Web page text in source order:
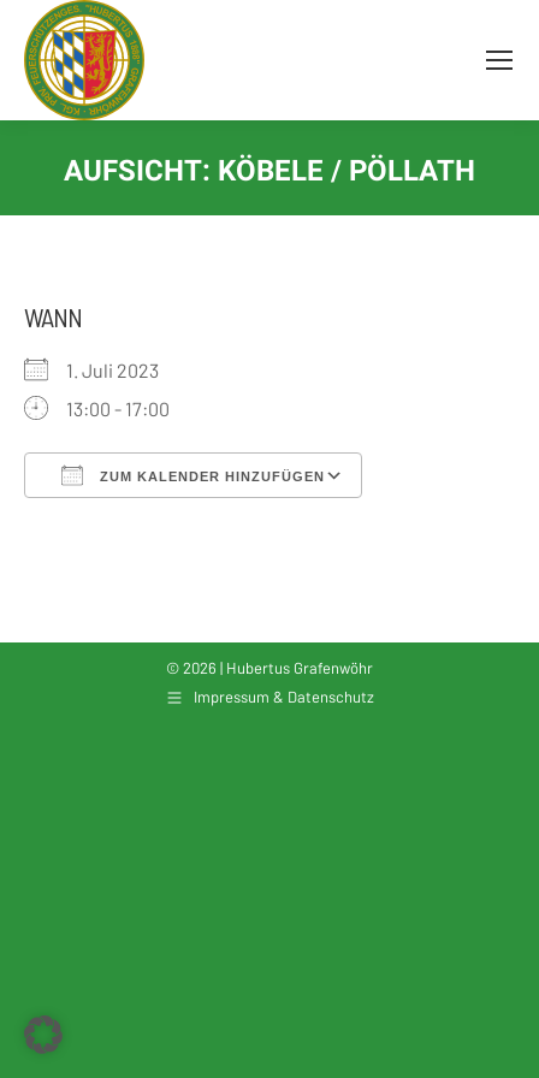
springen
AUFSICHT: KÖBELE / PÖLLATH
WANN
1. Juli 2023
13:00 - 17:00
ZUM KALENDER HINZUFÜGEN
© 2026 | Hubertus Grafenwöhr
Impressum & Datenschutz